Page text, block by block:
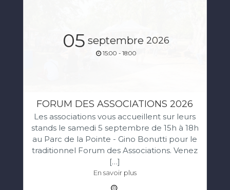
05 septembre 2026
15:00 - 18:00
FORUM DES ASSOCIATIONS 2026
Les associations vous accueillent sur leurs
stands le samedi 5 septembre de 15h à 18h
au Parc de la Pointe - Gino Bonutti pour le
traditionnel Forum des Associations. Venez
[…]
En savoir plus